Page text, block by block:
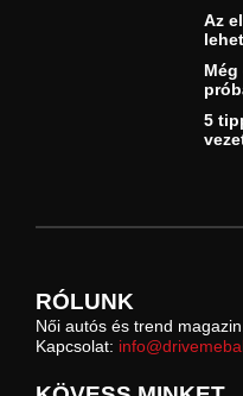
Az
5
RÓLUNK
Női autós és trend
Kapcsolat: